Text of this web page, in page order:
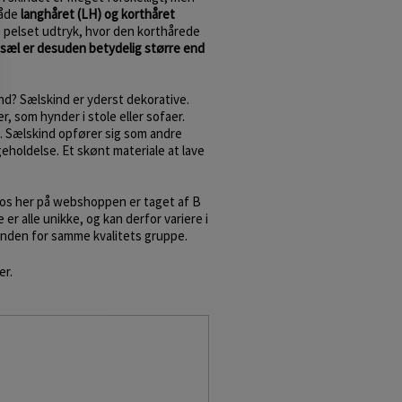
langhåret (LH) og korthåret
udtryk, hvor den korthårede
er desuden betydelig større end
Sælskind er yderst dekorative.
som hynder i stole eller sofaer.
opfører sig som andre
Et skønt materiale at lave
her på webshoppen er taget af B
alle unikke, og kan derfor variere i
for samme kvalitets gruppe.